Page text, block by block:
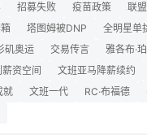
招募失败 疫苗政策 联
塔图姆被DNP
全明星单
矶奥运 交易传言
雅各布·
资空间 文班亚马降薪续约
就 文班一代 RC·布福德